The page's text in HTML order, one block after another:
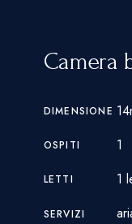
Camera
DIMENSIONE
OSPITI 1
LETTI 1
SERVIZI